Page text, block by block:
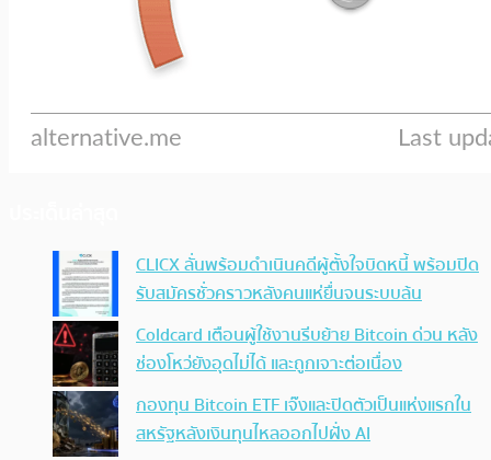
CLICX ลั่นพร้อมดำเนินคดีผู้ตั้งใจบิดหนี้ พร้อมปิด
รับสมัครชั่วคราวหลังคนแห่ยื่นจนระบบล้น
Coldcard เตือนผู้ใช้งานรีบย้าย Bitcoin ด่วน หลัง
ช่องโหว่ยังอุดไม่ได้ และถูกเจาะต่อเนื่อง
กองทุน Bitcoin ETF เจ๊งและปิดตัวเป็นแห่งแรกใน
สหรัฐหลังเงินทุนไหลออกไปฝั่ง AI